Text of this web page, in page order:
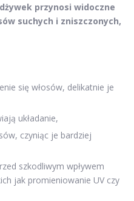
przynosi widoczne
suchych i zniszczonych,
się włosów, delikatnie je
układanie,
czyniąc je bardziej
szkodliwym wpływem
jak promieniowanie UV czy